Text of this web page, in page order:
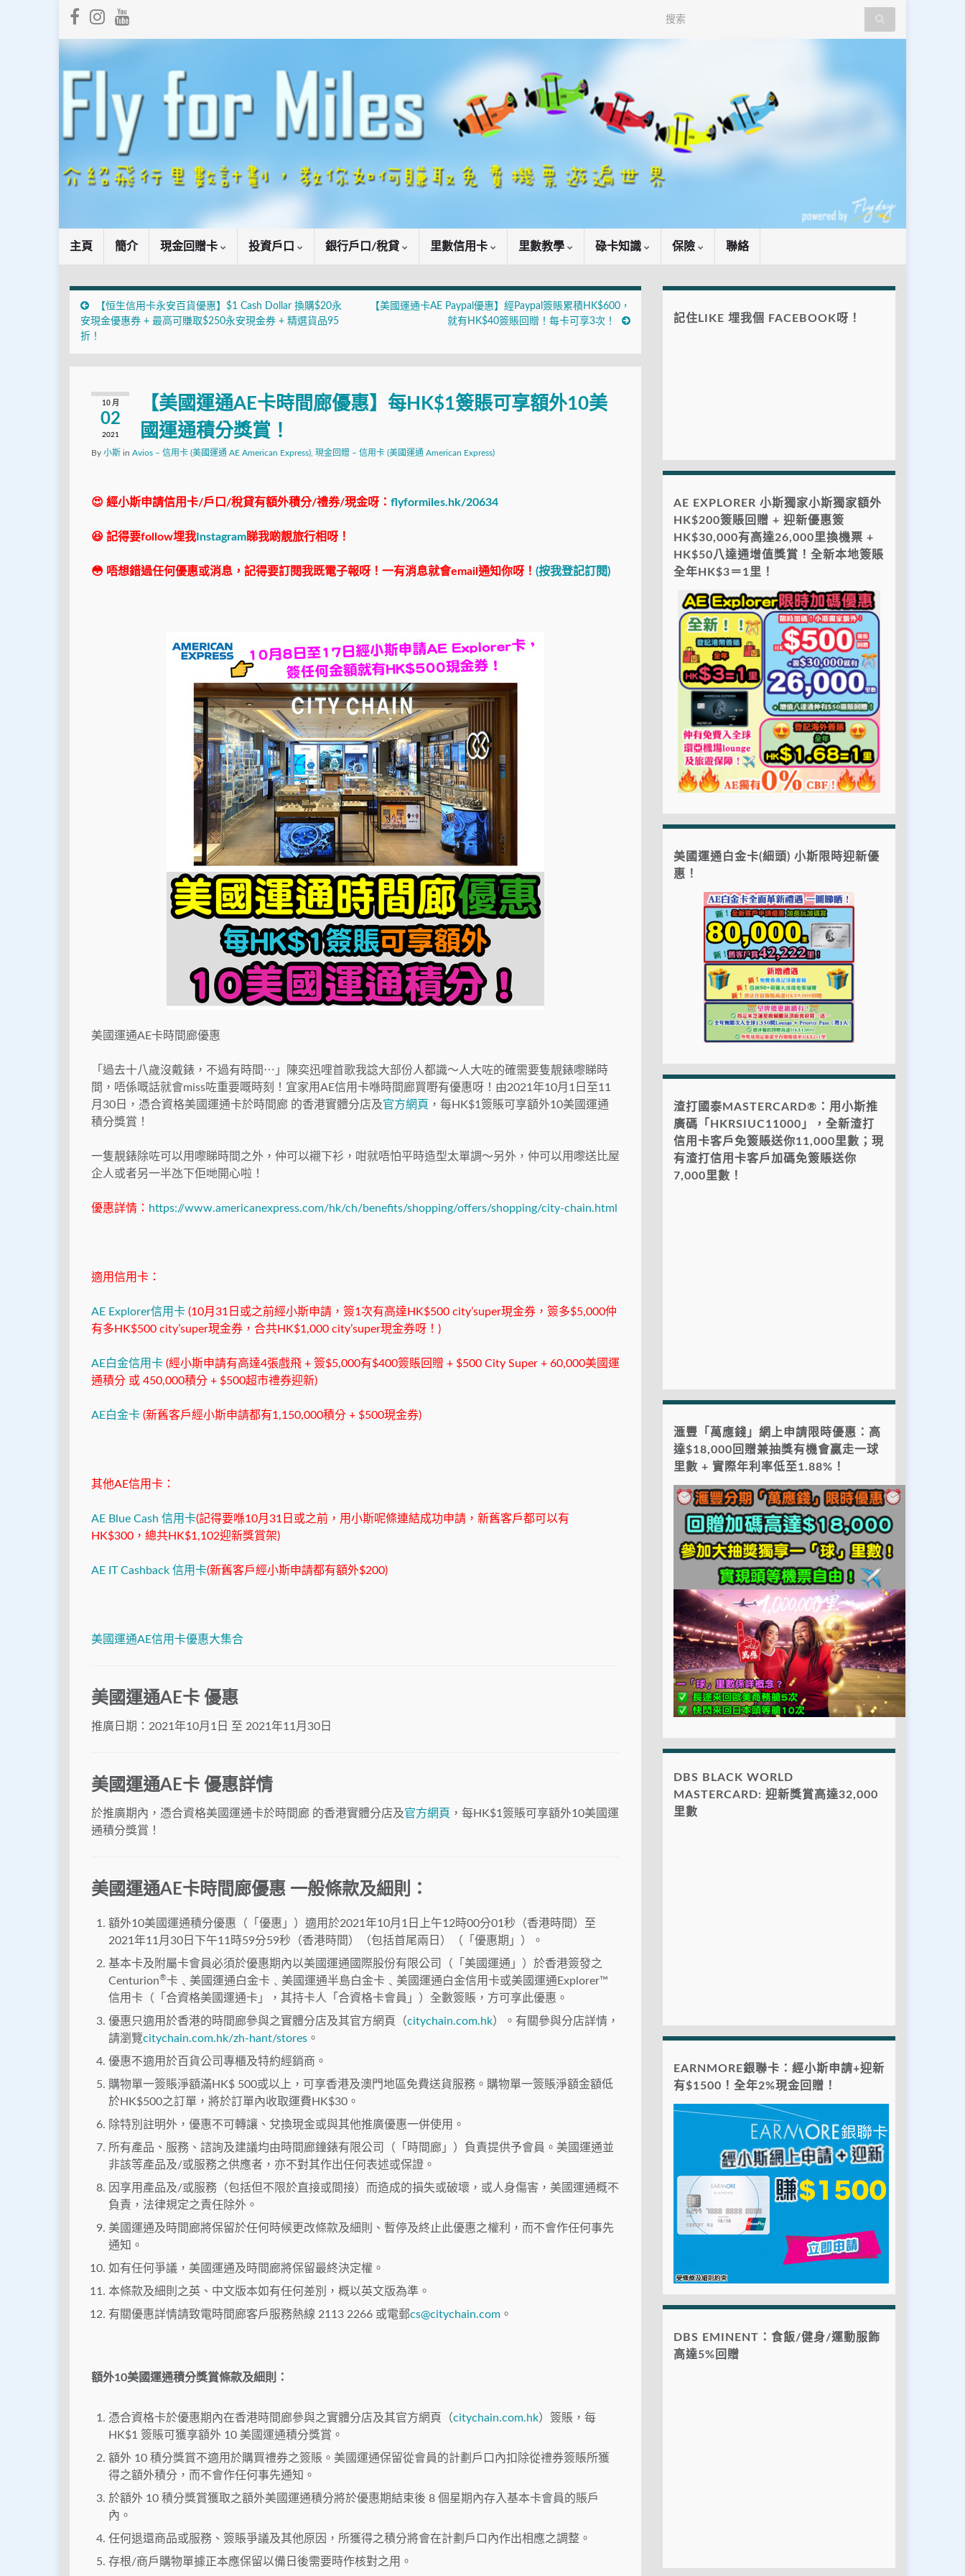
Search for:
主頁 簡介 現金回贈卡 投資戶口 銀行戶口/稅貸 里數信用卡 里數教學 碌卡知識 保險 聯絡
【恒生信用卡永安百貨優惠】$1 Cash Dollar 換購$20永
安現金優惠券 + 最高可賺取$250永安現金券 + 精選貨品95
折！
【美國運通卡AE Paypal優惠】經Paypal簽賬累積HK$600，
就有HK$40簽賬回贈！每卡可享3次！
10 月
02
2021
【美國運通AE卡時間廊優惠】每HK$1簽賬可享額外10美
國運通積分獎賞！
By 小斯 in Avios – 信用卡 (美國運通 AE American Express) 現金回贈 – 信用卡 (美國運通 American Express)
😍 經小斯申請信用卡/戶口/稅貸有額外積分/禮券/現金呀： flyformiles.hk/20634
😆 記得要follow埋我 Instagram睇我啲靚旅行相呀！
😳 唔想錯過任何優惠或消息，記得要訂閱我既電子報呀！一有消息就會email通知你呀！ (按我登記訂閱)
美國運通AE卡時間廊優惠
「過去十八歲沒戴錶，不過有時間⋯」陳奕迅哩首歌我諗大部份人都識～人大咗的確需要隻靚錶嚟睇時
間，唔係嘅話就會miss咗重要嘅時刻！宜家用AE信用卡喺時間廊買嘢有優惠呀！由2021年10月1日至11
月30日，憑合資格美國運通卡於時間廊 的香港實體分店及官方網頁 ，每HK$1簽賬可享額外10美國運通
積分獎賞！
一隻靚錶除咗可以用嚟睇時間之外，仲可以襯下衫，咁就唔怕平時造型太單調～另外，仲可以用嚟送比屋
企人或者另一半氹下佢哋開心啦！
優惠詳情： https://www.americanexpress.com/hk/ch/benefits/shopping/offers/shopping/city-chain.html
適用信用卡：
AE Explorer信用卡 (10月31日或之前經小斯申請，簽1次有高達HK$500 city’super現金券，簽多$5,000仲
有多HK$500 city’super現金券，合共HK$1,000 city’super現金券呀！)
AE白金信用卡 (經小斯申請有高達4張戲飛 + 簽$5,000有$400簽賬回贈 + $500 City Super + 60,000美國運
通積分 或 450,000積分 + $500超市禮券迎新)
AE白金卡 (新舊客戶經小斯申請都有1,150,000積分 + $500現金券)
其他AE信用卡：
AE Blue Cash 信用卡(記得要喺10月31日或之前，用小斯呢條連結成功申請，新舊客戶都可以有
HK$300，總共HK$1,102迎新獎賞架)
AE IT Cashback 信用卡(新舊客戶經小斯申請都有額外$200)
美國運通AE信用卡優惠大集合
美國運通AE卡 優惠
推廣日期：2021年10月1日 至 2021年11月30日
美國運通AE卡 優惠詳情
於推廣期內，憑合資格美國運通卡於時間廊 的香港實體分店及官方網頁 ，每HK$1簽賬可享額外10美國運
通積分獎賞！
美國運通AE卡時間廊優惠 一般條款及細則：
額外10美國運通積分優惠（「優惠」）適用於2021年10月1日上午12時00分01秒（香港時間）至
2021年11月30日下午11時59分59秒（香港時間）（包括首尾兩日）（「優惠期」）。
基本卡及附屬卡會員必須於優惠期內以美國運通國際股份有限公司（「美國運通」）於香港簽發之
Centurion®卡﹑美國運通白金卡﹑美國運通半島白金卡﹑美國運通白金信用卡或美國運通Explorer™
信用卡（「合資格美國運通卡」，其持卡人「合資格卡會員」）全數簽賬，方可享此優惠。
優惠只適用於香港的時間廊參與之實體分店及其官方網頁（citychain.com.hk）。有關參與分店詳情，
請瀏覽citychain.com.hk/zh-hant/stores 。
優惠不適用於百貨公司專櫃及特約經銷商。
購物單一簽賬淨額滿HK$ 500或以上，可享香港及澳門地區免費送貨服務。購物單一簽賬淨額金額低
於HK$500之訂單，將於訂單內收取運費HK$30。
除特別註明外，優惠不可轉讓、兌換現金或與其他推廣優惠一併使用。
所有產品、服務、諮詢及建議均由時間廊鐘錶有限公司（「時間廊」）負責提供予會員。美國運通並
非該等產品及/或服務之供應者，亦不對其作出任何表述或保證。
因享用產品及/或服務（包括但不限於直接或間接）而造成的損失或破壞，或人身傷害，美國運通概不
負責，法律規定之責任除外。
美國運通及時間廊將保留於任何時候更改條款及細則、暫停及終止此優惠之權利，而不會作任何事先
通知。
如有任何爭議，美國運通及時間廊將保留最終決定權。
本條款及細則之英、中文版本如有任何差別，概以英文版為準。
有關優惠詳情請致電時間廊客戶服務熱線 2113 2266 或電郵cs@citychain.com 。
額外10美國運通積分獎賞條款及細則：
憑合資格卡於優惠期內在香港時間廊參與之實體分店及其官方網頁（citychain.com.hk）簽賬，每
HK$1 簽賬可獲享額外 10 美國運通積分獎賞。
額外 10 積分獎賞不適用於購買禮券之簽賬。美國運通保留從會員的計劃戶口內扣除從禮券簽賬所獲
得之額外積分，而不會作任何事先通知。
於額外 10 積分獎賞獲取之額外美國運通積分將於優惠期結束後 8 個星期內存入基本卡會員的賬戶
內。
任何退還商品或服務、簽賬爭議及其他原因，所獲得之積分將會在計劃戶口內作出相應之調整。
存根/商戶購物單據正本應保留以備日後需要時作核對之用。
記住LIKE 埋我個 FACEBOOK呀！
AE EXPLORER 小斯獨家小斯獨家額外
HK$200簽賬回贈 + 迎新優惠簽
HK$30,000有高達26,000里換機票 +
HK$50八達通增值獎賞！全新本地簽賬
全年HK$3＝1里！
美國運通白金卡(細頭) 小斯限時迎新優
惠！
渣打國泰MASTERCARD®：用小斯推
廣碼「HKRSIUC11000」，全新渣打
信用卡客戶免簽賬送你11,000里數；現
有渣打信用卡客戶加碼免簽賬送你
7,000里數！
滙豐「萬應錢」網上申請限時優惠：高
達$18,000回贈兼抽獎有機會贏走一球
里數 + 實際年利率低至1.88%！
DBS BLACK WORLD
MASTERCARD: 迎新獎賞高達32,000
里數
EARNMORE銀聯卡：經小斯申請+迎新
有$1500！全年2%現金回贈！
DBS EMINENT：食飯/健身/運動服飾
高達5%回贈